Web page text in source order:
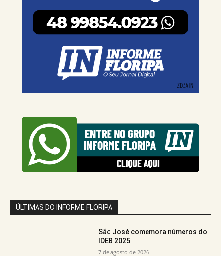
ÚLTIMAS DO INFORME FLORIPA
São José comemora números do
IDEB 2025
7 de agosto de 2026